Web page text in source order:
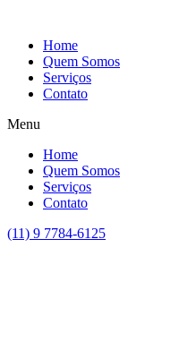
Home
Quem Somos
Serviços
Contato
Menu
Home
Quem Somos
Serviços
Contato
(11) 9 7784-6125